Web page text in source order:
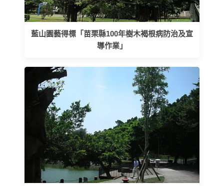
藍山園藝得標「苗栗縣100年樹木褐根病防治及宣
導作業」